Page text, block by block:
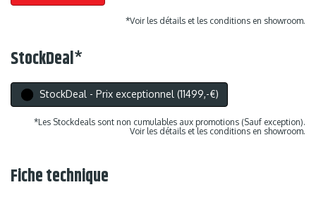
*Voir les détails et les conditions en showroom.
StockDeal*
StockDeal - Prix exceptionnel (11499,-€)
*Les Stockdeals sont non cumulables aux promotions (Sauf exception).
Voir les détails et les conditions en showroom.
Fiche technique